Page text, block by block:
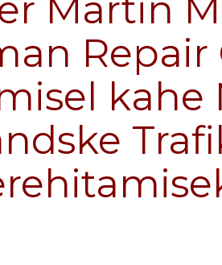
Martin
kahe